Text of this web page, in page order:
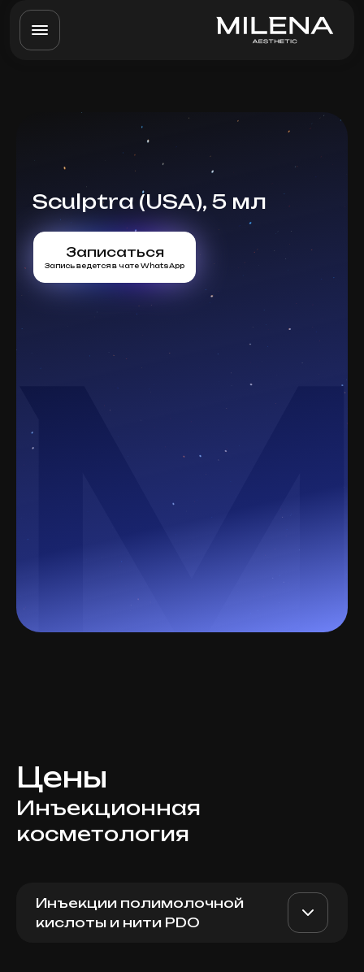
Sculptra (USA), 5 мл
Записаться
Запись ведется в чате WhatsApp
Цены
Инъекционная
косметология
Инъекции полимолочной
кислоты и нити PDO